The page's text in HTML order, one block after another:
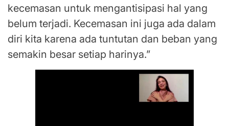
kecemasan untuk mengantisipasi hal yang
belum terjadi. Kecemasan ini juga ada dalam
diri kita karena ada tuntutan dan beban yang
semakin besar setiap harinya.”